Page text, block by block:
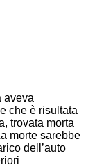
aveva
che è risultata
trovata morta
morte sarebbe
dell’auto